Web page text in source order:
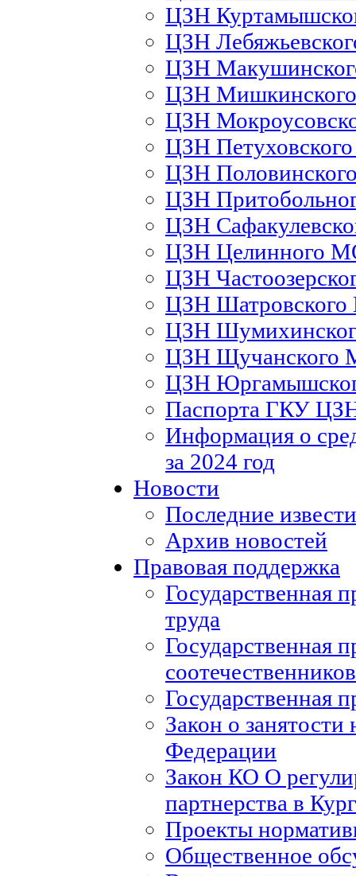
ЦЗН
ЦЗН
ЦЗН
ЦЗН
ЦЗН
ЦЗН
ЦЗН
ЦЗН
ЦЗН
ЦЗН Целинного
ЦЗН
ЦЗН
ЦЗН
ЦЗН Щучанского
ЦЗН
Паспорта ГКУ
Информация о
за 2024 год
Новости
Последние
Архив новостей
Правовая поддержка
Государственная
труда
Государственная
соотечественников
Государственная
Закон о занятости
Федерации
Закон КО О
партнерства в
Проекты
Общественное